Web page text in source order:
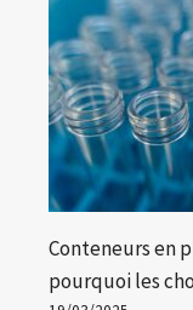
Conteneurs en
pourquoi les